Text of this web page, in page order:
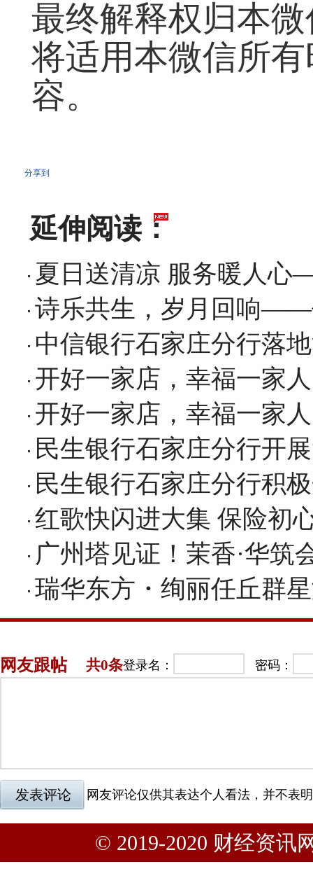
最终解释权归本
将适用本微信所
容。
分享到
延伸阅读：
夏日送清凉 服务暖人
诗乐共生，岁月回响——
中信银行石家庄分行落
开好一家店，幸福一家
开好一家店，幸福一家
民生银行石家庄分行开
民生银行石家庄分行积
红歌快闪进大集 保险
广州塔见证！茉香·华筑
瑞华东方・绚丽任丘群
© 2019-2020 财经资讯